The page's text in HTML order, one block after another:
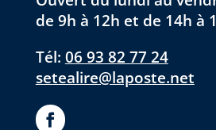
de 9h à 12h et de 14h à
Tél: 06 93 82 77 24
setealire@laposte.net